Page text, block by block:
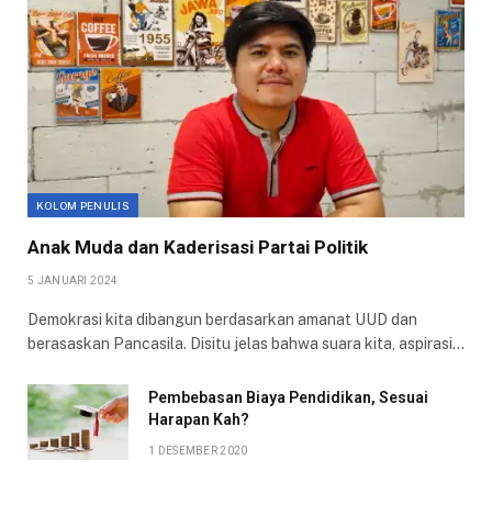
KOLOM PENULIS
Anak Muda dan Kaderisasi Partai Politik
5 JANUARI 2024
Demokrasi kita dibangun berdasarkan amanat UUD dan
berasaskan Pancasila. Disitu jelas bahwa suara kita, aspirasi…
Pembebasan Biaya Pendidikan, Sesuai
Harapan Kah?
1 DESEMBER 2020